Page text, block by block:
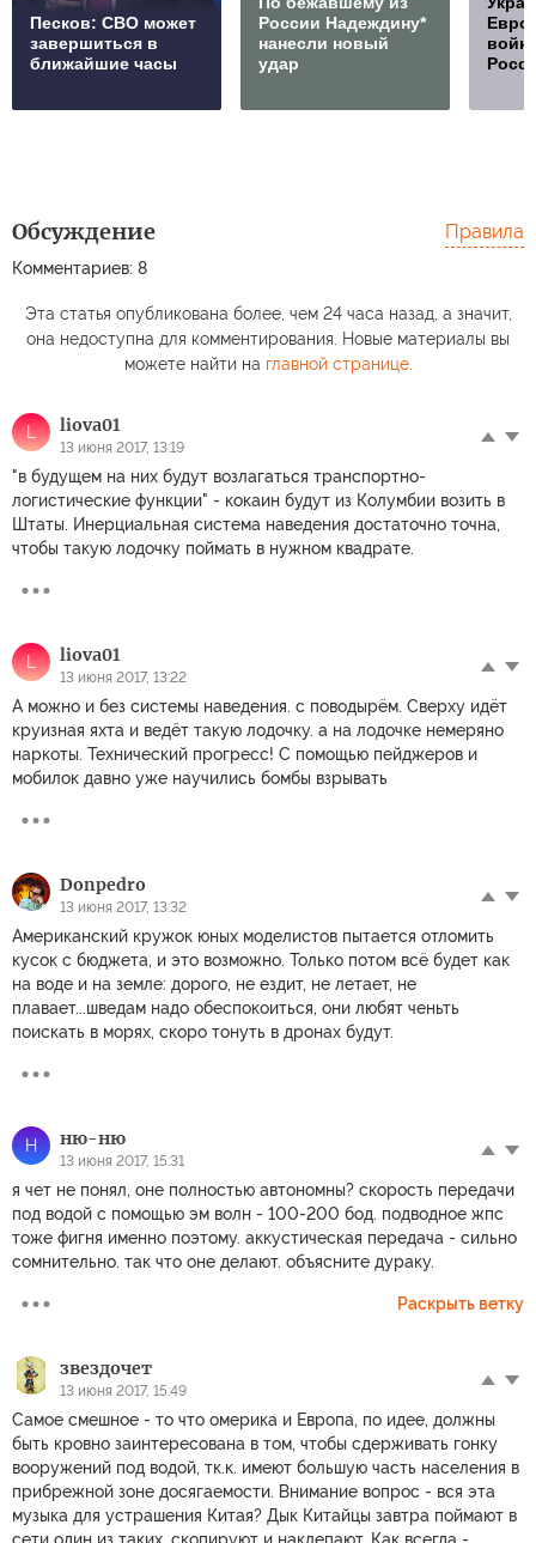
Песков: СВО может
завершиться в
ближайшие часы
России Надеждину*
нанесли новый
удар
Обсуждение
Комментариев: 8
Правила
Эта статья опубликована более, чем 24 часа назад, а значит,
она недоступна для комментирования. Новые материалы вы
можете найти на главной странице.
L liova01
13 июня 2017, 13:19
"в будущем на них будут возлагаться транспортно-
логистические функции" - кокаин будут из Колумбии возить в
Штаты. Инерциальная система наведения достаточно точна,
чтобы такую лодочку поймать в нужном квадрате.
L liova01
13 июня 2017, 13:22
А можно и без системы наведения. с поводырём. Сверху идёт
круизная яхта и ведёт такую лодочку. а на лодочке немеряно
наркоты. Технический прогресс! С помощью пейджеров и
мобилок давно уже научились бомбы взрывать
Donpedro
13 июня 2017, 13:32
Американский кружок юных моделистов пытается отломить
кусок с бюджета, и это возможно. Только потом всё будет как
на воде и на земле: дорого, не ездит, не летает, не
плавает...шведам надо обеспокоиться, они любят ченьть
поискать в морях, скоро тонуть в дронах будут.
Н ню-ню
13 июня 2017, 15:31
я чет не понял, оне полностью автономны? скорость передачи
под водой с помощью эм волн - 100-200 бод. подводное жпс
тоже фигня именно поэтому. аккустическая передача - сильно
сомнительно. так что оне делают. объясните дураку.
Раскрыть ветку
звездочет
13 июня 2017, 15:49
Самое смешное - то что омерика и Европа, по идее, должны
быть кровно заинтересована в том, чтобы сдерживать гонку
вооружений под водой, тк.к. имеют большую часть населения в
прибрежной зоне досягаемости. Внимание вопрос - вся эта
музыка для устрашения Китая? Дык Китайцы завтра поймают в